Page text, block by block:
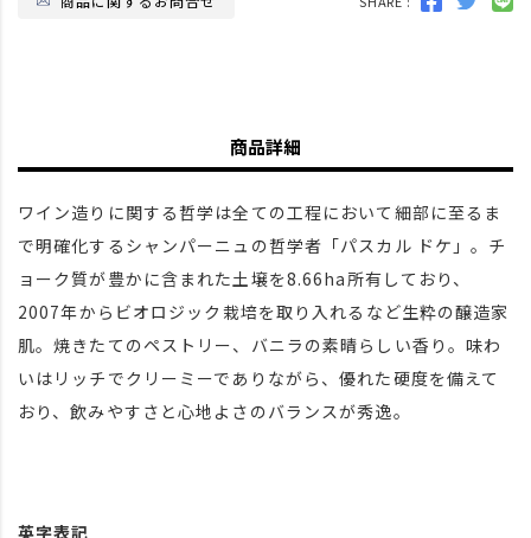
商品詳細
ワイン造りに関する哲学は全ての工程において細部に至るま
で明確化するシャンパーニュの哲学者「パスカル ドケ」。チ
ョーク質が豊かに含まれた土壌を8.66ha所有しており、
2007年からビオロジック栽培を取り入れるなど生粋の醸造家
肌。焼きたてのペストリー、バニラの素晴らしい香り。味わ
いはリッチでクリーミーでありながら、優れた硬度を備えて
おり、飲みやすさと心地よさのバランスが秀逸。
英字表記